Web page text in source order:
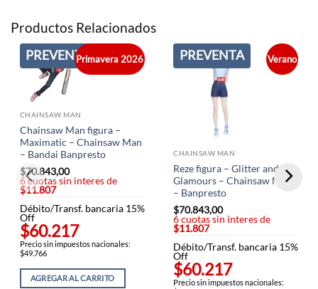
Productos Relacionados
PREVENTAPrimavera 2026
CHAINSAW MAN
Chainsaw Man figura –
Maximatic – Chainsaw Man
– Bandai Banpresto
$70.843,00
6 cuotas sin interes de
$11.807
Débito/Transf. bancaria 15%
Off
$60.217
Precio sin impuestos nacionales:
$49.766
AGREGAR AL CARRITO
PREVENTA Verano
CHAINSAW MAN
Reze figura – Glitter and
Glamours – Chainsaw Man
– Banpresto
$70.843,00
6 cuotas sin interes de
$11.807
Débito/Transf. bancaria 15%
Off
$60.217
Precio sin impuestos nacionales: